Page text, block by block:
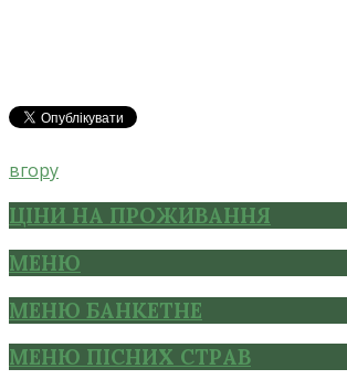
вгору
ЦІНИ НА ПРОЖИВАННЯ
МЕНЮ
МЕНЮ БАНКЕТНЕ
МЕНЮ ПІСНИХ СТРАВ